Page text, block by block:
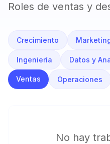
Roles de ventas y
Crecimiento
Ingeniería Datos y
Ventas Operaciones
No hay